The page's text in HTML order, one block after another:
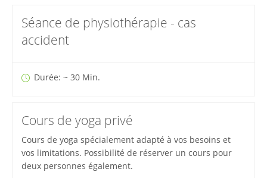
Séance de physiothérapie - cas
accident
Durée: ~ 30 Min.
Cours de yoga privé
Cours de yoga spécialement adapté à vos besoins et
vos limitations. Possibilité de réserver un cours pour
deux personnes également.